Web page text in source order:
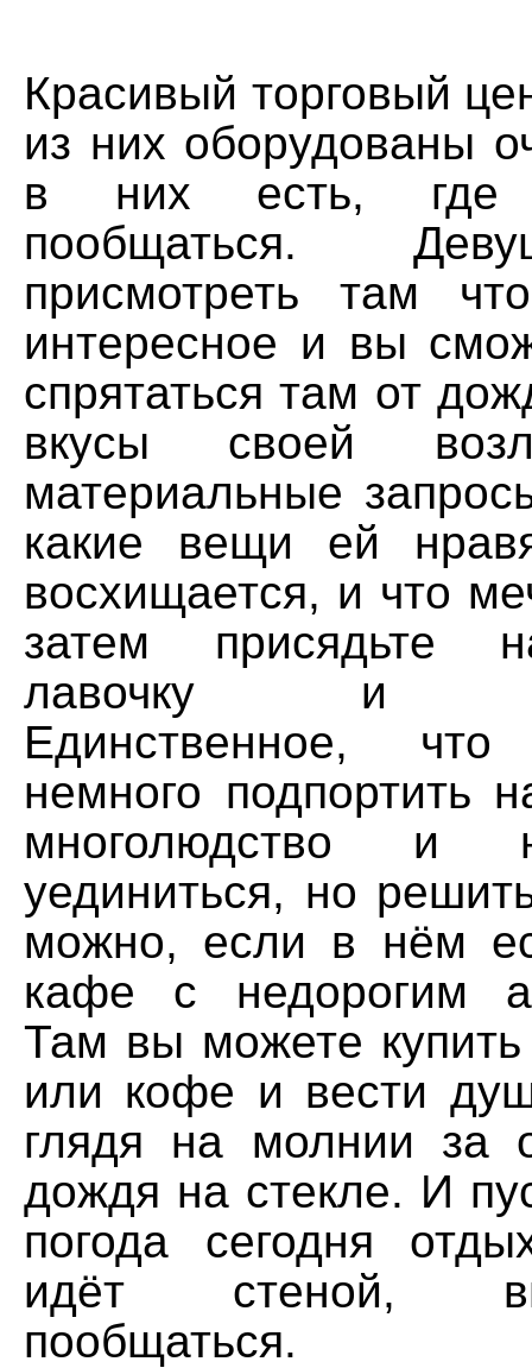
Красивый торговый
из них оборудованы
в них есть, где
пообщаться.
присмотреть там
интересное и вы
спрятаться там от
вкусы своей
материальные
какие вещи ей
восхищается, и что
затем присядьте
лавочку и
Единственное,
немного подпортить
многолюдство и
уединиться, но
можно, если в нём
кафе с недорогим
Там вы можете
или кофе и вести
глядя на молнии за
дождя на стекле. И
погода сегодня
идёт стеной,
пообщаться.